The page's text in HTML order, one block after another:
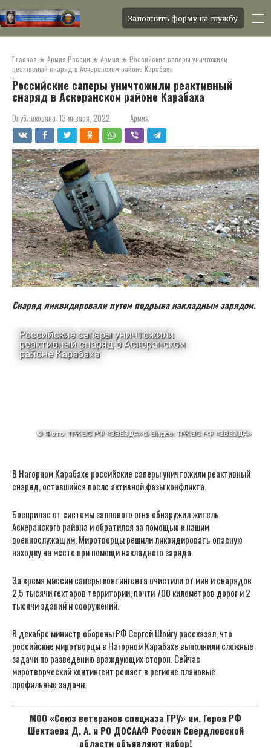
контенту
Заполнить форму на службу
Главная ★ Армия России ★ Армия ★ Российские саперы уничтожили
реактивный снаряд в Аскеранском районе Карабаха
Российские саперы уничтожили реактивный
снаряд в Аскеранском районе Карабаха
Опубликовано: 13 января, 2022 Армия
Снаряд ликвидировали путем подрыва накладным зарядом.
В Нагорном Карабахе российские саперы уничтожили реактивный
снаряд, оставшийся после активной фазы конфликта.
Боеприпас от системы залпового огня обнаружил житель
Аскеранского района и обратился за помощью к нашим
военнослужащим. Миротворцы решили ликвидировать опасную
находку на месте при помощи накладного заряда.
За время миссии саперы контингента очистили от мин и снарядов
2,5 тысячи гектаров территории, почти 700 километров дорог и 2
тысячи зданий и сооружений.
В декабре министр обороны РФ Сергей Шойгу рассказал, что
российские миротворцы в Нагорном Карабахе выполнили сложные
задачи по разведению враждующих сторон. Сейчас
миротворческий контингент решает в регионе плановые
профильные задачи.
МОО «Союз ветеранов спецназа ГРУ» им. Героя РФ
Шектаева Д. А. и РО ДОСААФ России Свердловской
области объявляют набор!